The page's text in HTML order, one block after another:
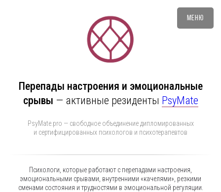
Перепады настроения и эмоциональные
срывы — активные резиденты PsyMate
PsyMate.pro — свободное объединение дипломированных
и сертифицированных психологов и психотерапевтов
Меню
Психологи, которые работают с перепадами настроения,
эмоциональными срывами, внутренними «качелями», резкими
сменами состояния и трудностями в эмоциональной регуляции.